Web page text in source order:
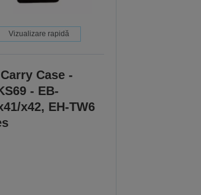
Vizualizare rapidă
Case -
- EB-
x42, EH-TW6